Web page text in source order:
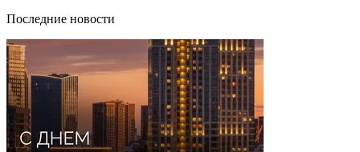
Последние новости